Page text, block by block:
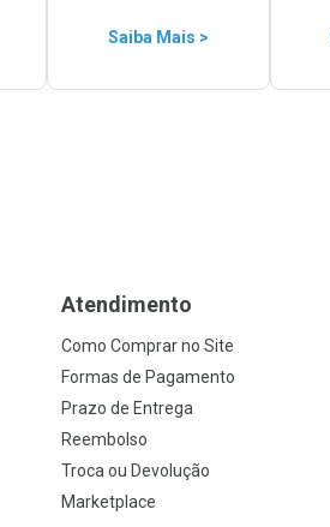
Saiba Mais >
Atendimento
Como Comprar no Site
Formas de Pagamento
Prazo de Entrega
Reembolso
Troca ou Devolução
Marketplace